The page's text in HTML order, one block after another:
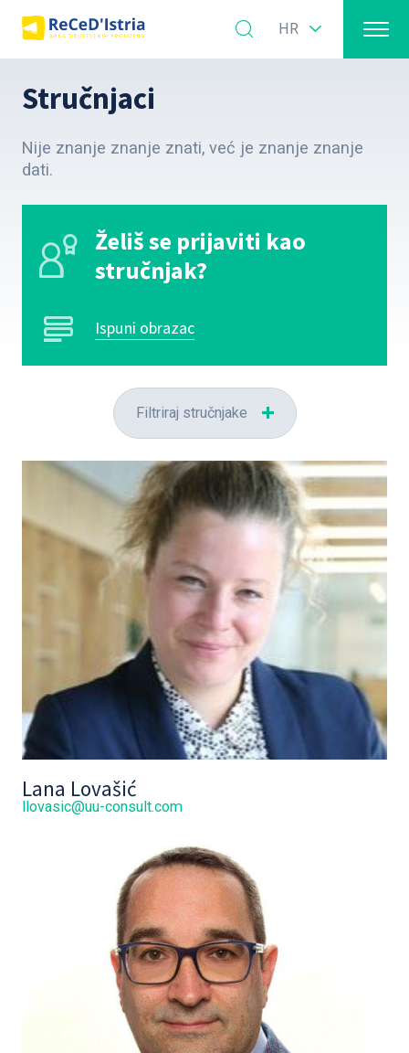
HR
Stručnjaci
Nije znanje znanje znati, već je znanje znanje
dati.
Želiš se prijaviti kao
stručnjak?
Ispuni obrazac
Filtriraj stručnjake
Lana Lovašić
llovasic@uu-consult.com